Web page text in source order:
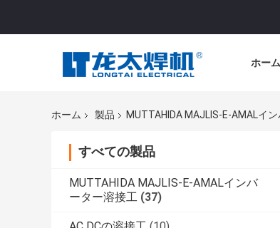
ホーム
ホーム 製品 MUTTAHIDA MAJLIS-E-AMALイ
すべての製品
MUTTAHIDA MAJLIS-E-AMALインバ
ーター溶接工 (37)